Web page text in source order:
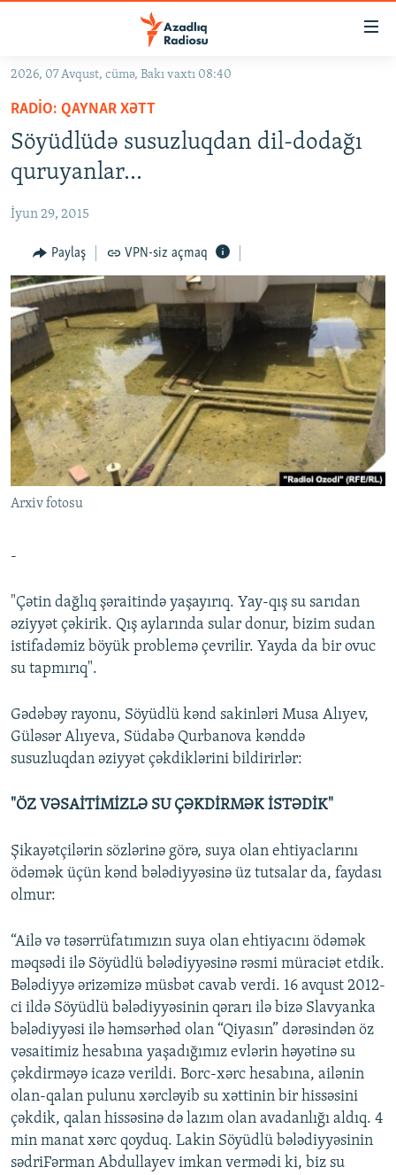
Əsas
qayıt
Əsas
naviqasiyaya
qayıt
Axtarışa
keç
GÜNDƏM
#İZAHLA
KORRUPSIOMETR
#ƏSLINDƏ
FƏRQƏ BAX
QANUNI DOĞRU
ARAŞDIRMA
MULTIMEDIA
VIDEO
FOTOQALEREYA
İNFOQRAFIKA
KARIKATURA
RADIO ARXIV
OXU ZALI
AZƏRBAYCAN ƏDƏBIYYATI KITABXANASI
İSLAM VƏ DEMOKRATIYA
İZ - MƏDƏNIYYƏT PROQRAMI
HAQQIMIZDA
MISSIYAMIZ
PEŞƏ ETIKASI VƏ JURNALISTIKA STANDARTLARIMIZ
MATERIALLARIMIZDAN ISTIFADƏ
AZADLIQRADIOSU MOBIL TELEFONUNUZDA
BIZI IZLƏ
RFE/RL-in bütün saytları
2026, 07 Avqust, cümə, Bakı vaxtı 08:40
RADIO: QAYNAR XƏTT
Söyüdlüdə susuzluqdan dil-dodağı
quruyanlar...
İyun 29, 2015
Paylaş VPN-siz açmaq
Arxiv fotosu
-
"Çətin dağlıq şəraitində yaşayırıq. Yay-qış su sarıdan
əziyyət çəkirik. Qış aylarında sular donur, bizim sudan
istifadəmiz böyük problemə çevrilir. Yayda da bir ovuc
su tapmırıq".
Gədəbəy rayonu, Söyüdlü kənd sakinləri Musa Alıyev,
Güləsər Alıyeva, Südabə Qurbanova kənddə
susuzluqdan əziyyət çəkdiklərini bildirirlər:
"ÖZ VƏSAİTİMİZLƏ SU ÇƏKDİRMƏK İSTƏDİK"
Şikayətçilərin sözlərinə görə, suya olan ehtiyaclarını
ödəmək üçün kənd bələdiyyəsinə üz tutsalar da, faydası
olmur:
“Ailə və təsərrüfatımızın suya olan ehtiyacını ödəmək
məqsədi ilə Söyüdlü bələdiyyəsinə rəsmi müraciət etdik.
Bələdiyyə ərizəmizə müsbət cavab verdi. 16 avqust 2012-
ci ildə Söyüdlü bələdiyyəsinin qərarı ilə bizə Slavyanka
bələdiyyəsi ilə həmsərhəd olan “Qiyasın” dərəsindən öz
vəsaitimiz hesabına yaşadığımız evlərin həyətinə su
çəkdirməyə icazə verildi. Borc-xərc hesabına, ailənin
olan-qalan pulunu xərcləyib su xəttinin bir hissəsini
çəkdik, qalan hissəsinə də lazım olan avadanlığı aldıq. 4
min manat xərc qoyduq. Lakin Söyüdlü bələdiyyəsinin
sədriFərman Abdullayev imkan vermədi ki, biz su